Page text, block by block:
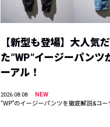
【新型も登場】大人気
た”WP”イージーパンツ
ーアル！
2026.08.08
NEW
“WP”のイージーパンツを徹底解説&コー